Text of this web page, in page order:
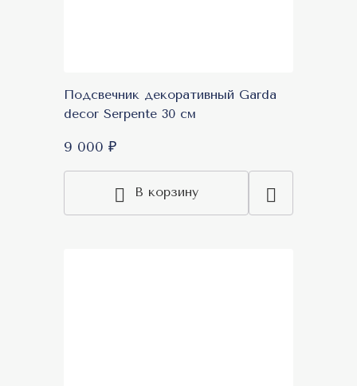
Подсвечник декоративный Garda
decor Serpente 30 см
9 000 ₽
В корзину